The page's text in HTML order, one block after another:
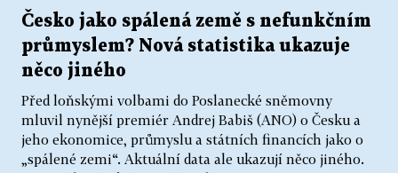
Česko jako spálená země s nefunkčním
průmyslem? Nová statistika ukazuje
něco jiného
Před loňskými volbami do Poslanecké sněmovny
mluvil nynější premiér Andrej Babiš (ANO) o Česku a
jeho ekonomice, průmyslu a státních financích jako o
„spálené zemi“. Aktuální data ale ukazují něco jiného.